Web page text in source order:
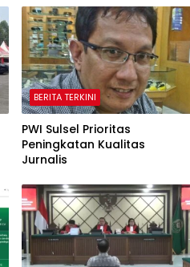
BERITA TERKINI
PWI Sulsel Prioritas
Peningkatan Kualitas
Jurnalis